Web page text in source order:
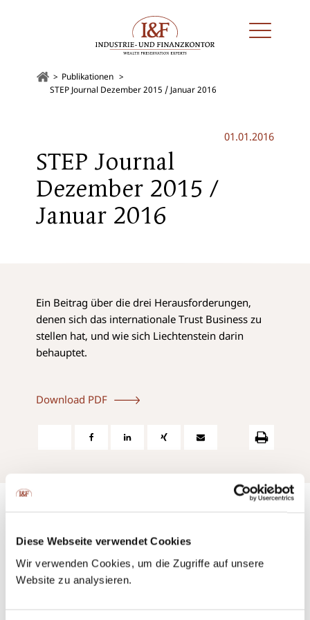
Diese Webseite verwendet Cookies
Wir verwenden Cookies, um die Zugriffe auf unsere
Website zu analysieren.
Publikationen
STEP Journal Dezember 2015 / Januar 2016
01.01.2016
STEP Journal
Dezember 2015 /
Januar 2016
Ein Beitrag über die drei Herausforderungen,
denen sich das internationale Trust Business zu
stellen hat, und wie sich Liechtenstein darin
behauptet.
Download PDF
Kontaktieren Sie uns ganz einfach
per Telefon oder direkt per E-Mail.